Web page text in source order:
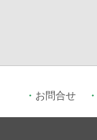
お問合せ